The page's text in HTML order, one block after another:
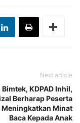
Next article
KDPAD Inhil,
Berharap Peserta
Meningkatkan Minat
Baca Kepada Anak